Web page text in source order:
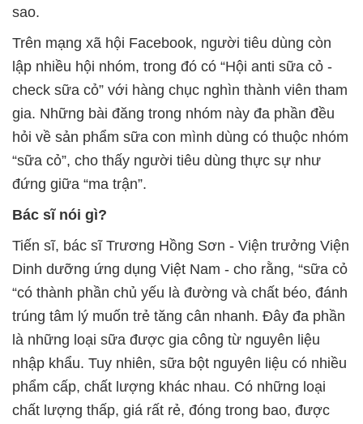
sao.
Trên mạng xã hội Facebook, người tiêu dùng còn
lập nhiều hội nhóm, trong đó có “Hội anti sữa cỏ -
check sữa cỏ” với hàng chục nghìn thành viên tham
gia. Những bài đăng trong nhóm này đa phần đều
hỏi về sản phẩm sữa con mình dùng có thuộc nhóm
“sữa cỏ”, cho thấy người tiêu dùng thực sự như
đứng giữa “ma trận”.
Bác sĩ nói gì?
Tiến sĩ, bác sĩ Trương Hồng Sơn - Viện trưởng Viện
Dinh dưỡng ứng dụng Việt Nam - cho rằng, “sữa cỏ
“có thành phần chủ yếu là đường và chất béo, đánh
trúng tâm lý muốn trẻ tăng cân nhanh. Đây đa phần
là những loại sữa được gia công từ nguyên liệu
nhập khẩu. Tuy nhiên, sữa bột nguyên liệu có nhiều
phẩm cấp, chất lượng khác nhau. Có những loại
chất lượng thấp, giá rất rẻ, đóng trong bao, được